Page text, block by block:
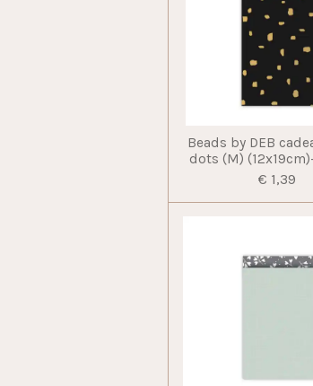
Beads by DEB
dots (M)
€ 1,39